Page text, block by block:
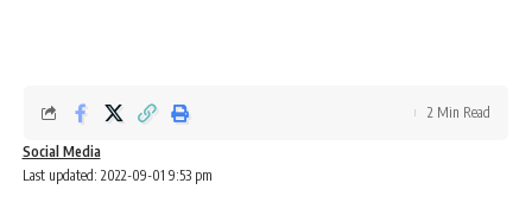
Last updated: 2022-09-01 9:53 pm
Social Media
2 Min Read